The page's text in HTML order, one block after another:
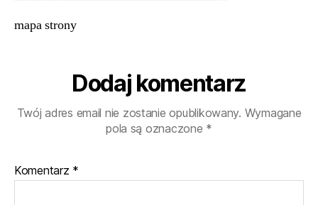
mapa strony
Dodaj komentarz
Twój adres email nie zostanie opublikowany. Wymagane
pola są oznaczone *
Komentarz *